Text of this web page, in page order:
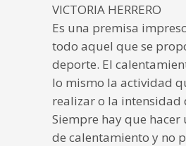
VICTORIA HERRERO
Es una premisa
todo aquel que se
deporte. El
lo mismo la actividad
realizar o la intensidad
Siempre hay que hacer
de calentamiento y no